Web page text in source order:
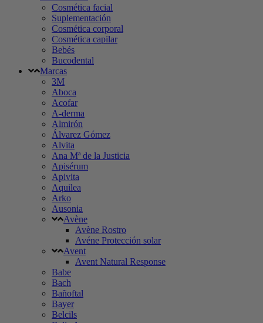
Cosmética facial
Suplementación
Cosmética corporal
Cosmética capilar
Bebés
Bucodental
Marcas
3M
Aboca
Acofar
A-derma
Almirón
Álvarez Gómez
Alvita
Ana Mª de la Justicia
Apisérum
Apivita
Aquilea
Arko
Ausonia
Avène
Avène Rostro
Avéne Protección solar
Avent
Avent Natural Response
Babe
Bach
Bañoftal
Bayer
Belcils